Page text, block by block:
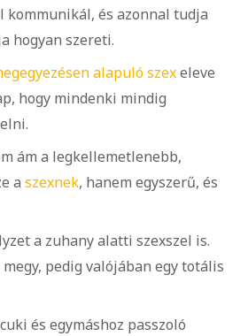
kommunikál, és azonnal tudja
hogyan szereti.
alapuló szexeleve
hogy mindenki mindig
ám a legkellemetlenebb,
a szexnek, hanem egyszerű, és
a zuhany alatti szexszel is.
pedig valójában egy totális
és egymáshoz passzoló